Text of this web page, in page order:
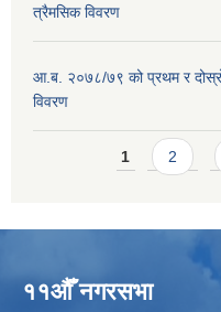
त्रैमसिक विवरण
आ.ब. २०७८/७९ को प्रथम र दोस्रो
विवरण
Pages1 2
११औँ नगरसभा